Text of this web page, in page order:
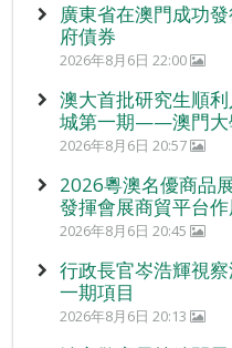
廣東省在澳門成功
府債券
2026年8月6日 22:00
澳大首批研究生順利
城第一期——澳門大
2026年8月6日 20:57
2026粵澳名優商品
發揮會展商貿平台
2026年8月6日 20:45
行政長官岑浩輝視
一期項目
2026年8月6日 20:13